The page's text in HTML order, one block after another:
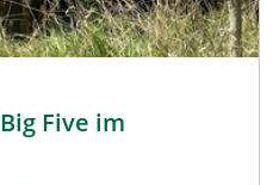
der Big Five im
Five im